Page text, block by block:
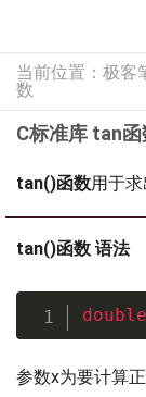
当前位置： 极客
数
C标准库 tan函
tan()函数用于求
tan()函数 语法
double
参数x为要计算